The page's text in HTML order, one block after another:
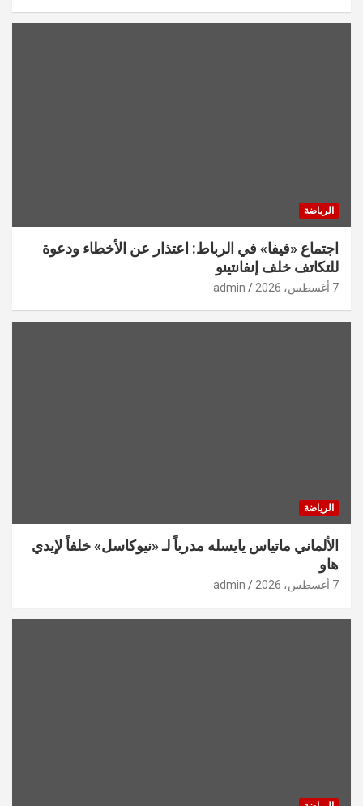
الرياضة
اجتماع «فيفا» في الرباط: اعتذار عن الأخطاء ودعوة
للتكاتف خلف إنفانتينو
7 أغسطس، 2026 admin
الرياضة
الألماني ماتياس يايسله مدرباً لـ «نيوكاسل» خلفاً لإيدي
هاو
7 أغسطس، 2026 admin